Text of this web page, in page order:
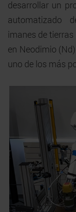
desarrollar un
automatizado
imanes de
en Neodimio
uno de los más